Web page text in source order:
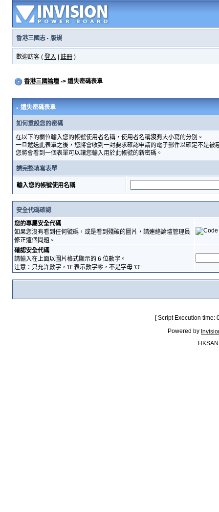
香港三國志· 版規
歡迎訪客 ( 登入 註冊)
香港三國論壇-> 遺失密碼表單
遺失密碼表單
如何重設您的密碼
在以下的欄位輸入您的帳號使用者名稱，使用者名稱沒有大小寫的分別。
一旦遞送此表單之後，您將會收到一封要求確認申請的電子郵件以確定不是
您將會看到一個表單可以讓您輸入用於此帳號的新密碼。
請完整填寫表單
輸入您的帳號使用名稱
安全代碼確認
您的專屬安全代碼
如果您沒有看到任何號碼，或是看到殘破的圖片，請連絡論壇管理員
修正這個問題。
確認安全代碼
請輸入在上面以圖片格式顯示的 6 位數字。
注意：只允許數字，'0' 表示數字零，不是字母 'O'.
[ Script Execution
Powered by